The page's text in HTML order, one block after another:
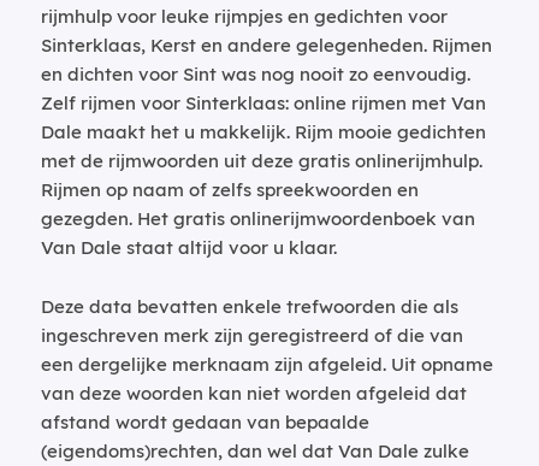
rijmhulp voor leuke rijmpjes en gedichten voor
Sinterklaas, Kerst en andere gelegenheden. Rijmen
en dichten voor Sint was nog nooit zo eenvoudig.
Zelf rijmen voor Sinterklaas: online rijmen met Van
Dale maakt het u makkelijk. Rijm mooie gedichten
met de rijmwoorden uit deze gratis onlinerijmhulp.
Rijmen op naam of zelfs spreekwoorden en
gezegden. Het gratis onlinerijmwoordenboek van
Van Dale staat altijd voor u klaar.
Deze data bevatten enkele trefwoorden die als
ingeschreven merk zijn geregistreerd of die van
een dergelijke merknaam zijn afgeleid. Uit opname
van deze woorden kan niet worden afgeleid dat
afstand wordt gedaan van bepaalde
(eigendoms)rechten, dan wel dat Van Dale zulke